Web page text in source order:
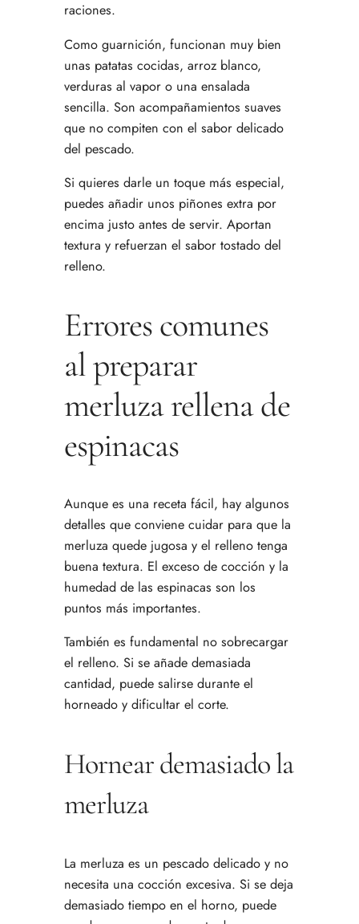
raciones.
Como guarnición, funcionan muy bien
unas patatas cocidas, arroz blanco,
verduras al vapor o una ensalada
sencilla. Son acompañamientos suaves
que no compiten con el sabor delicado
del pescado.
Si quieres darle un toque más especial,
puedes añadir unos piñones extra por
encima justo antes de servir. Aportan
textura y refuerzan el sabor tostado del
relleno.
Errores comunes
al preparar
merluza rellena de
espinacas
Aunque es una receta fácil, hay algunos
detalles que conviene cuidar para que la
merluza quede jugosa y el relleno tenga
buena textura. El exceso de cocción y la
humedad de las espinacas son los
puntos más importantes.
También es fundamental no sobrecargar
el relleno. Si se añade demasiada
cantidad, puede salirse durante el
horneado y dificultar el corte.
Hornear demasiado la
merluza
La merluza es un pescado delicado y no
necesita una cocción excesiva. Si se deja
demasiado tiempo en el horno, puede